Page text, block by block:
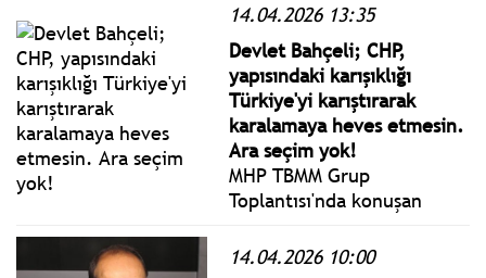
konuştu: ABD ve İsrail'in
İran'a yönelik saldırılarına
ilişkin "Geçici ateşkes
kalıcılaşmalı, kalıcı ateşkes
adil bir barışa
dönüşmelidir."
14.04.2026 13:35
Devlet Bahçeli; CHP,
yapısındaki karışıklığı
Türkiye'yi karıştırarak
karalamaya heves etmesin.
Ara seçim yok!
MHP TBMM Grup
Toplantısı'nda konuşan
lafzında taşıyıp savaşı
14.04.2026 10:00